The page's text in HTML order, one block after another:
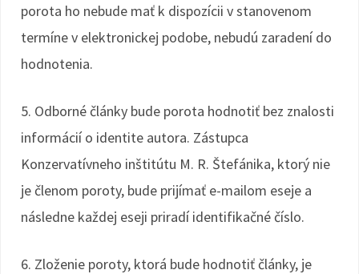
porota ho nebude mať k dispozícii v stanovenom
termíne v elektronickej podobe, nebudú zaradení do
hodnotenia.
5. Odborné články bude porota hodnotiť bez znalosti
informácií o identite autora. Zástupca
Konzervatívneho inštitútu M. R. Štefánika, ktorý nie
je členom poroty, bude prijímať e-mailom eseje a
následne každej eseji priradí identifikačné číslo.
6. Zloženie poroty, ktorá bude hodnotiť články, je